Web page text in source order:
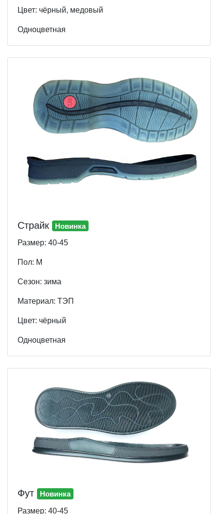
Цвет: чёрный, медовый
Одноцветная
Страйк Новинка
Размер: 40-45
Пол: М
Cезон: зима
Материал: ТЭП
Цвет: чёрный
Одноцветная
Фут Новинка
Размер: 40-45